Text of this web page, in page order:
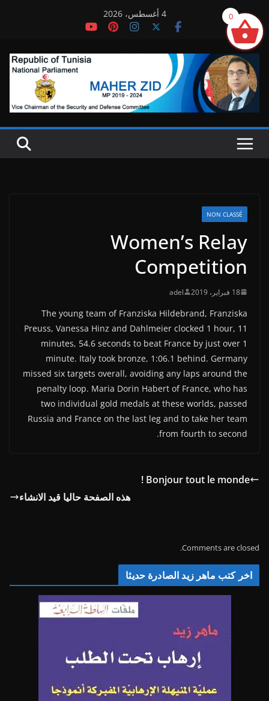
content
4 أغسطس، 2026
NON CLASSÉ
Women’s Relay
Competition
18 فبراير، 2019 adel
The young team of Franziska Hildebrand, Franziska
Preuss, Vanessa Hinz and Dahlmeier clocked 1 hour, 11
minutes, 54.6 seconds to beat France by just over 1
minute. Italy took bronze, 1:06.1 behind. Germany
missed six targets overall, avoiding any laps around the
penalty loop. Maria Dorin Habert of France, who has
two individual gold medals at these worlds, passed
Russia and France on the last leg and to take her team
from fourth to second.
Bonjour tout le monde !
هذه الصفحة حاليا قيد الانشاء
Comments are closed.
اخر كتب ماهر زيد الصادرة حديثا
0